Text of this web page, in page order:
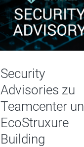
Security
Advisories zu
Teamcenter
EcoStruxure
Building